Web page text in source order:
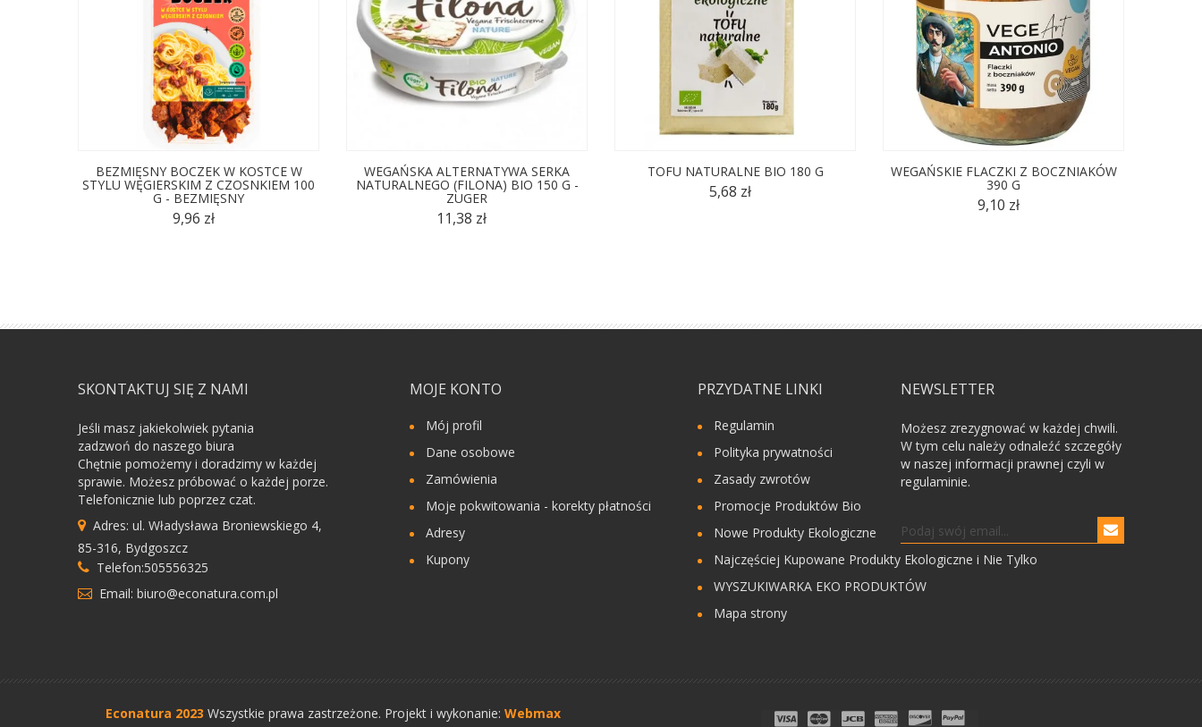
BEZMIĘSNY BOCZEK W KOSTCE W
STYLU WĘGIERSKIM Z CZOSNKIEM 100
G - BEZMIĘSNY
9,96 zł
WEGAŃSKA ALTERNATYWA SERKA
NATURALNEGO (FILONA) BIO 150 G -
ZUGER
11,38 zł
TOFU NATURALNE BIO 180 G
5,68 zł
WEGAŃSKIE FLACZKI Z BOCZNIAKÓW
390 G
9,10 zł
SKONTAKTUJ SIĘ Z NAMI
Jeśli masz jakiekolwiek pytania
zadzwoń do naszego biura
Chętnie pomożemy i doradzimy w każdej
sprawie. Możesz próbować o każdej porze.
Telefonicznie lub poprzez czat.
Adres: ul. Władysława Broniewskiego 4,
85-316, Bydgoszcz
Telefon:505556325
Email: biuro@econatura.com.pl
MOJE KONTO
Mój profil
Dane osobowe
Zamówienia
Moje pokwitowania - korekty płatności
Adresy
Kupony
PRZYDATNE LINKI
Regulamin
Polityka prywatności
Zasady zwrotów
Promocje Produktów Bio
Nowe Produkty Ekologiczne
Najczęściej Kupowane Produkty Ekologiczne i Nie Tylko
WYSZUKIWARKA EKO PRODUKTÓW
Mapa strony
NEWSLETTER
Możesz zrezygnować w każdej chwili.
W tym celu należy odnaleźć szczegóły
w naszej informacji prawnej czyli w
regulaminie.
Econatura 2023 Wszystkie prawa zastrzeżone. Projekt i wykonanie: Webmax